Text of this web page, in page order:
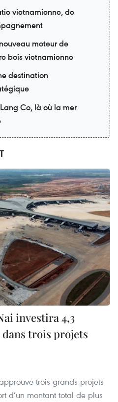
vietnamienne, de
moteur de
bois vietnamienne
destination
Co, là où la mer
investira 4,3
trois projets
trois grands projets
d’un montant total de plus